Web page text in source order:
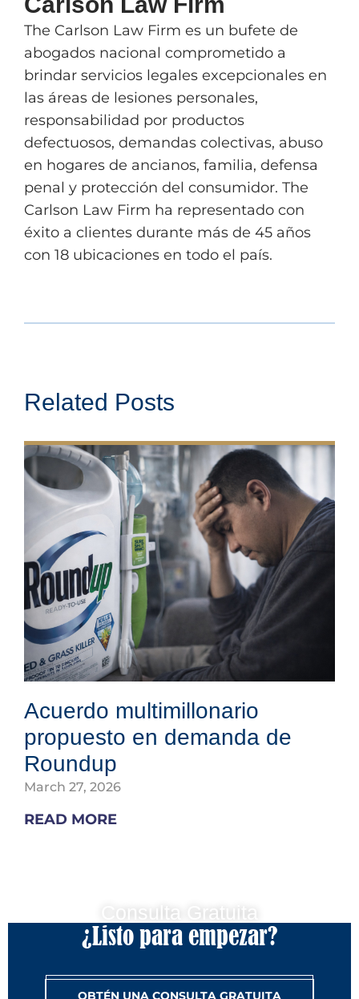
The Carlson Law Firm es un bufete de
abogados nacional comprometido a
brindar servicios legales excepcionales en
las áreas de lesiones personales,
responsabilidad por productos
defectuosos, demandas colectivas, abuso
en hogares de ancianos, familia, defensa
penal y protección del consumidor. The
Carlson Law Firm ha representado con
éxito a clientes durante más de 45 años
con 18 ubicaciones en todo el país.
Related Posts
Acuerdo multimillonario
propuesto en demanda de
Roundup
March 27, 2026
READ MORE
Consulta Gratuita
¿Listo para empezar?
OBTÉN UNA CONSULTA GRATUITA